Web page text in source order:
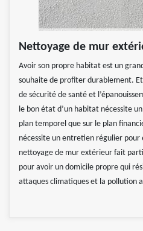
Nettoyage de mur
Avoir son propre habitat est un
souhaite de profiter durablement.
de sécurité de santé et
le bon état d’un habitat nécessite
plan temporel que sur le plan
nécessite un entretien régulier
nettoyage de mur extérieur fait
pour avoir un domicile propre qui
attaques climatiques et la pollution